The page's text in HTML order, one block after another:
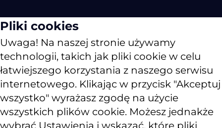
Pliki cookies
Uwaga! Na naszej stronie używamy
technologii, takich jak pliki cookie w celu
łatwiejszego korzystania z naszego serwisu
internetowego. Klikając w przycisk "Akceptuj
wszystko" wyrażasz zgodę na użycie
wszystkich plików cookie. Możesz jednakże
wybrać Ustawienia i wskazać, które pliki